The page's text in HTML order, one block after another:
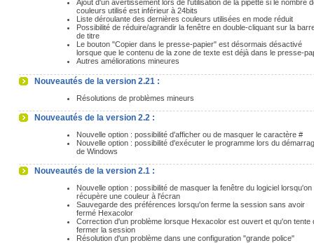
Ajout d'un avertissement lors de l'utilisation de la pipette si le nombre
couleurs utilisé est inférieur à 24bits
Liste déroulante des dernières couleurs utilisées en mode réduit
Possibilité de réduire/agrandir la fenêtre en double-cliquant sur la
de titre
Le bouton "Copier dans le presse-papier" est désormais désactivé
lorsque que le contenu de la zone de texte est déjà dans le presse-
Autres améliorations mineures
Nouveautés de la version 2.21 :
Résolutions de problèmes mineurs
Nouveautés de la version 2.2 :
Nouvelle option : possibilité d'afficher ou de masquer le caractère #
Nouvelle option : possibilité d'exécuter le programme lors du
de Windows
Nouveautés de la version 2.1 :
Nouvelle option : possibilité de masquer la fenêtre du logiciel lorsqu'on
récupère une couleur à l'écran
Sauvegarde des préférences lorsqu'on ferme la session sans avoir
fermé Hexacolor
Correction d'un problème lorsque Hexacolor est ouvert et qu'on tente
fermer la session
Résolution d'un problème dans une configuration "grande police"